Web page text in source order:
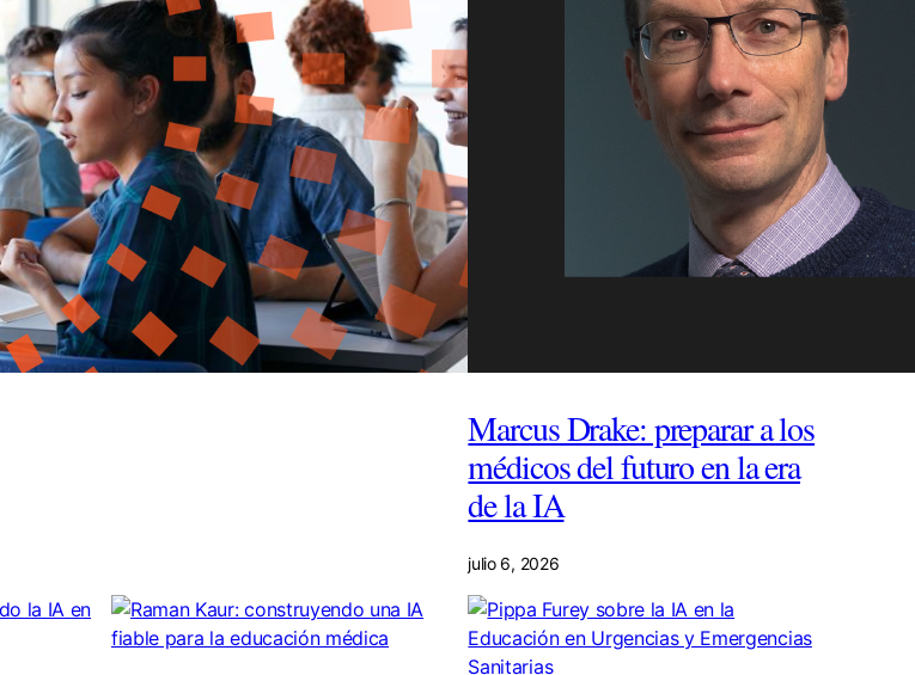
julio 17, 2026
Marcus Drake: preparar a los
médicos del futuro en la era
de la IA
julio 6, 2026